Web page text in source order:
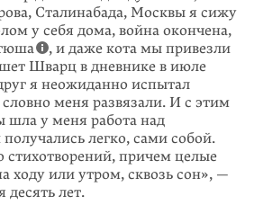
Сталинабада, Москвы я сижу
у себя дома, война окончена,
, и даже кота мы привезли
Шварц в дневнике в июле
я неожиданно испытал
словно меня развя­зали. И с этим
у меня работа над
легко, сами собой.
стихотворений, причем целые
ходу или утром, сквозь сон», —
де­сять лет.